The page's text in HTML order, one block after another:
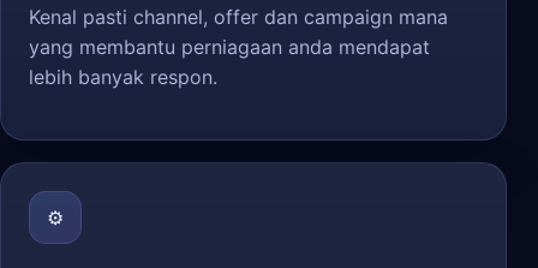
Kenal pasti channel, offer dan campaign mana
yang membantu perniagaan anda mendapat
lebih banyak respon.
⚙️